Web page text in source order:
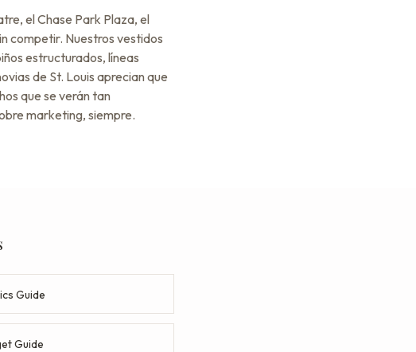
el Chase Park Plaza, el
competir. Nuestros vestidos
estructurados, líneas
de St. Louis aprecian que
que se verán tan
marketing, siempre.
Guide
Guide